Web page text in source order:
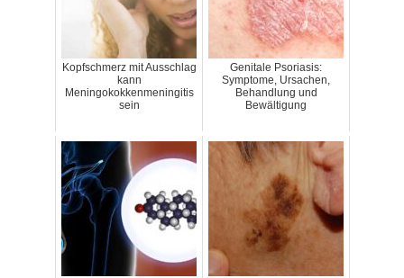
Kopfschmerz mit Ausschlag
kann
Meningokokkenmeningitis
sein
Genitale Psoriasis:
Symptome, Ursachen,
Behandlung und
Bewältigung